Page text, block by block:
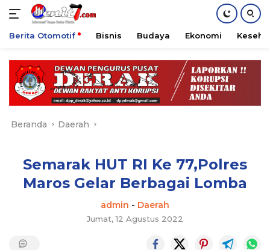
konten
Berita Otomotif Bisnis Budaya Ekonomi
Beranda Daerah
Semarak HUT RI Ke 77,Polres
Maros Gelar Berbagai Lomba
admin - Daerah
Jumat, 12 Agustus 2022